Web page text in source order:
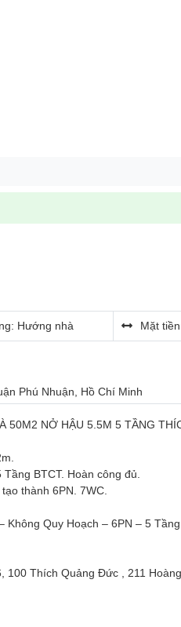
Hướng nhà Mặt
Phú Nhuận, Hồ Chí Minh
50M2 NỞ HẬU 5.5M 5 TẦNG
BTCT. Hoàn công đủ.
thành 6PN. 7WC.
Không Quy Hoạch – 6PN – 5
100 Thích Quảng Đức , 211